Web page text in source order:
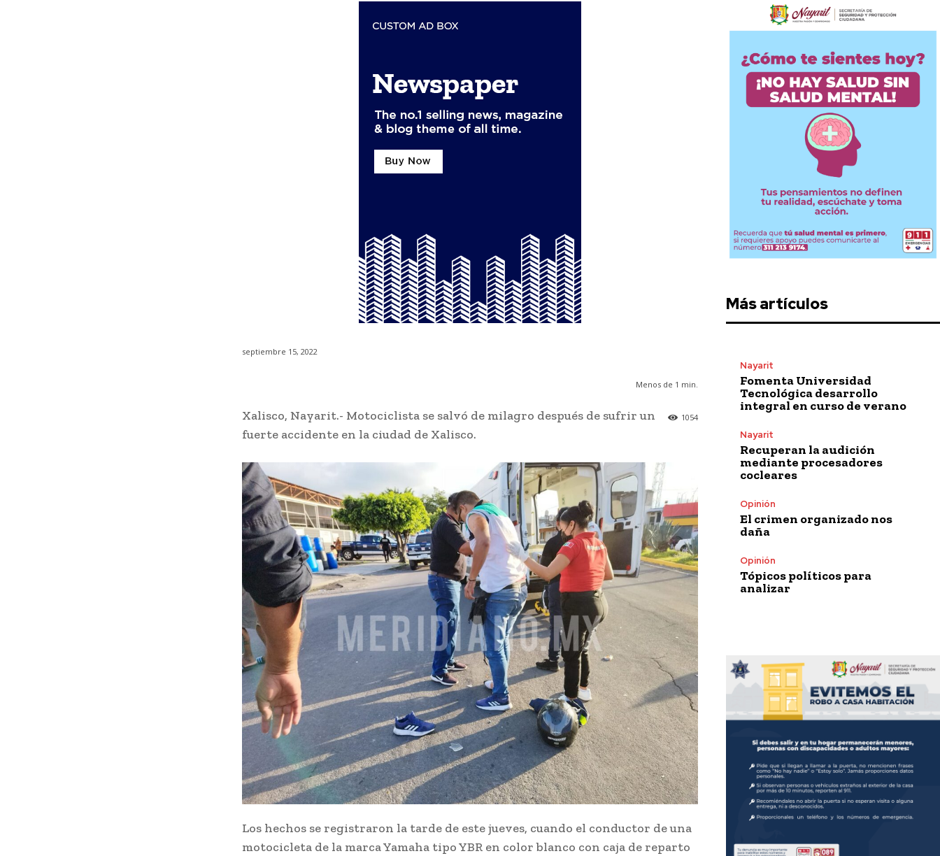
septiembre 15, 2022
Menos de 1 min.
1054
Xalisco, Nayarit.- Motociclista se salvó de milagro después de sufrir un
fuerte accidente en la ciudad de Xalisco.
Los hechos se registraron la tarde de este jueves, cuando el conductor de una
motocicleta de la marca Yamaha tipo YBR en color blanco con caja de reparto
Más artículos
Nayarit
Fomenta Universidad
Tecnológica desarrollo
integral en curso de verano
Nayarit
Recuperan la audición
mediante procesadores
cocleares
Opinión
El crimen organizado nos
daña
Opinión
Tópicos políticos para
analizar